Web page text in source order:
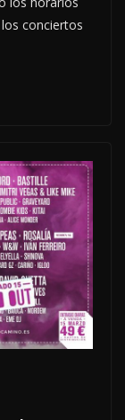
conciertos